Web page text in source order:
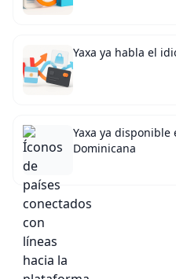
Yaxa ya habla el
Yaxa ya disponible
Dominicana